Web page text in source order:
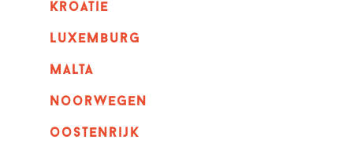
kroatie
luxemburg
malta
noorwegen
oostenrijk